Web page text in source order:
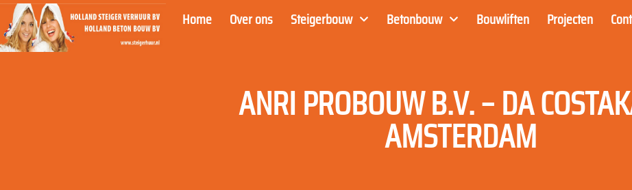
Home Over ons Steigerbouw Betonbouw Bouwliften Projecten
ANRI PROBOUW B.V. – DA
AMSTERDAM